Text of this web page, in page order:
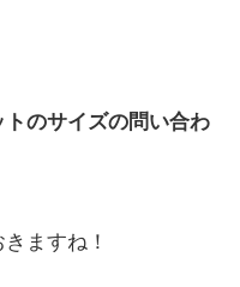
トのサイズの問い合わ
ますね！